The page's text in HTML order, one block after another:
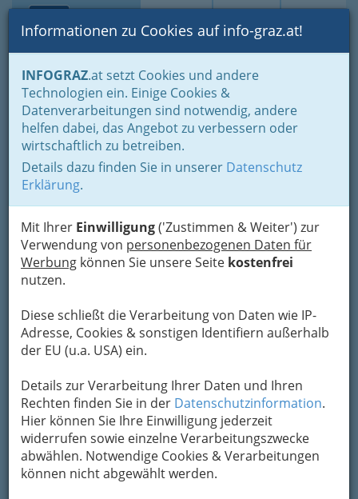
Suche Login Toggle
Informationen zu Cookies auf info-graz.at!
INFOGRAZ.at setzt Cookies und andere
Technologien ein. Einige Cookies &
Datenverarbeitungen sind notwendig, andere
helfen dabei, das Angebot zu verbessern oder
wirtschaftlich zu betreiben.
Details dazu finden Sie in unserer Datenschutz
Erklärung.
Mit Ihrer Einwilligung('Zustimmen & Weiter') zur
Verwendung von personenbezogenen Daten für
Werbung können Sie unsere Seite kostenfrei
nutzen.
Diese schließt die Verarbeitung von Daten wie IP-
Adresse, Cookies & sonstigen Identifiern außerhalb
der EU (u.a. USA) ein.
Details zur Verarbeitung Ihrer Daten und Ihren
Rechten finden Sie in der Datenschutzinformation.
Hier können Sie Ihre Einwilligung jederzeit
widerrufen sowie einzelne Verarbeitungszwecke
abwählen. Notwendige Cookies & Verarbeitungen
können nicht abgewählt werden.
Home Lifestyle
die liebens- und lebenswerte Stadt
1. Innere Stadt
Kultur und Sehenswürdigkeiten im I. Bezirk
Kultur und
Sehenswürdigkeiten im I.
Bezirk von Graz
wenn Sie auch ein besonders schönes zur
Verfügung stellen wollen....
Kulturhauptstadtjahr 2003 -
bleibt Kulturhauptstadt